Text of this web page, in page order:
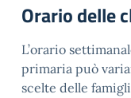
Orario delle
L’orario
primaria può
scelte delle